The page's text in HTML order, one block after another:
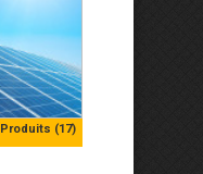
Produits (17)